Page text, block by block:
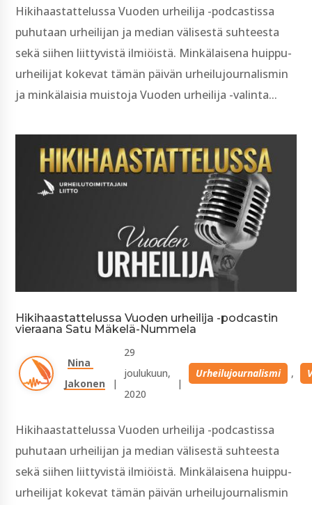
Hikihaastattelussa Vuoden urheilija -podcastissa
puhutaan urheilijan ja median välisestä suhteesta
sekä siihen liittyvistä ilmiöistä. Minkälaisena huippu-
urheilijat kokevat tämän päivän urheilujournalismin
ja minkälaisia muistoja Vuoden urheilija -valinta...
Hikihaastattelussa Vuoden urheilija -podcastin
vieraana Satu Mäkelä-Nummela
Nina
Jakonen
|
29
joulukuun,
2020
|
Urheilujournalismi ,
Hikihaastattelussa Vuoden urheilija -podcastissa
puhutaan urheilijan ja median välisestä suhteesta
sekä siihen liittyvistä ilmiöistä. Minkälaisena huippu-
urheilijat kokevat tämän päivän urheilujournalismin